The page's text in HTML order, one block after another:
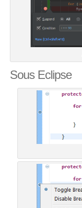
Sous Eclipse